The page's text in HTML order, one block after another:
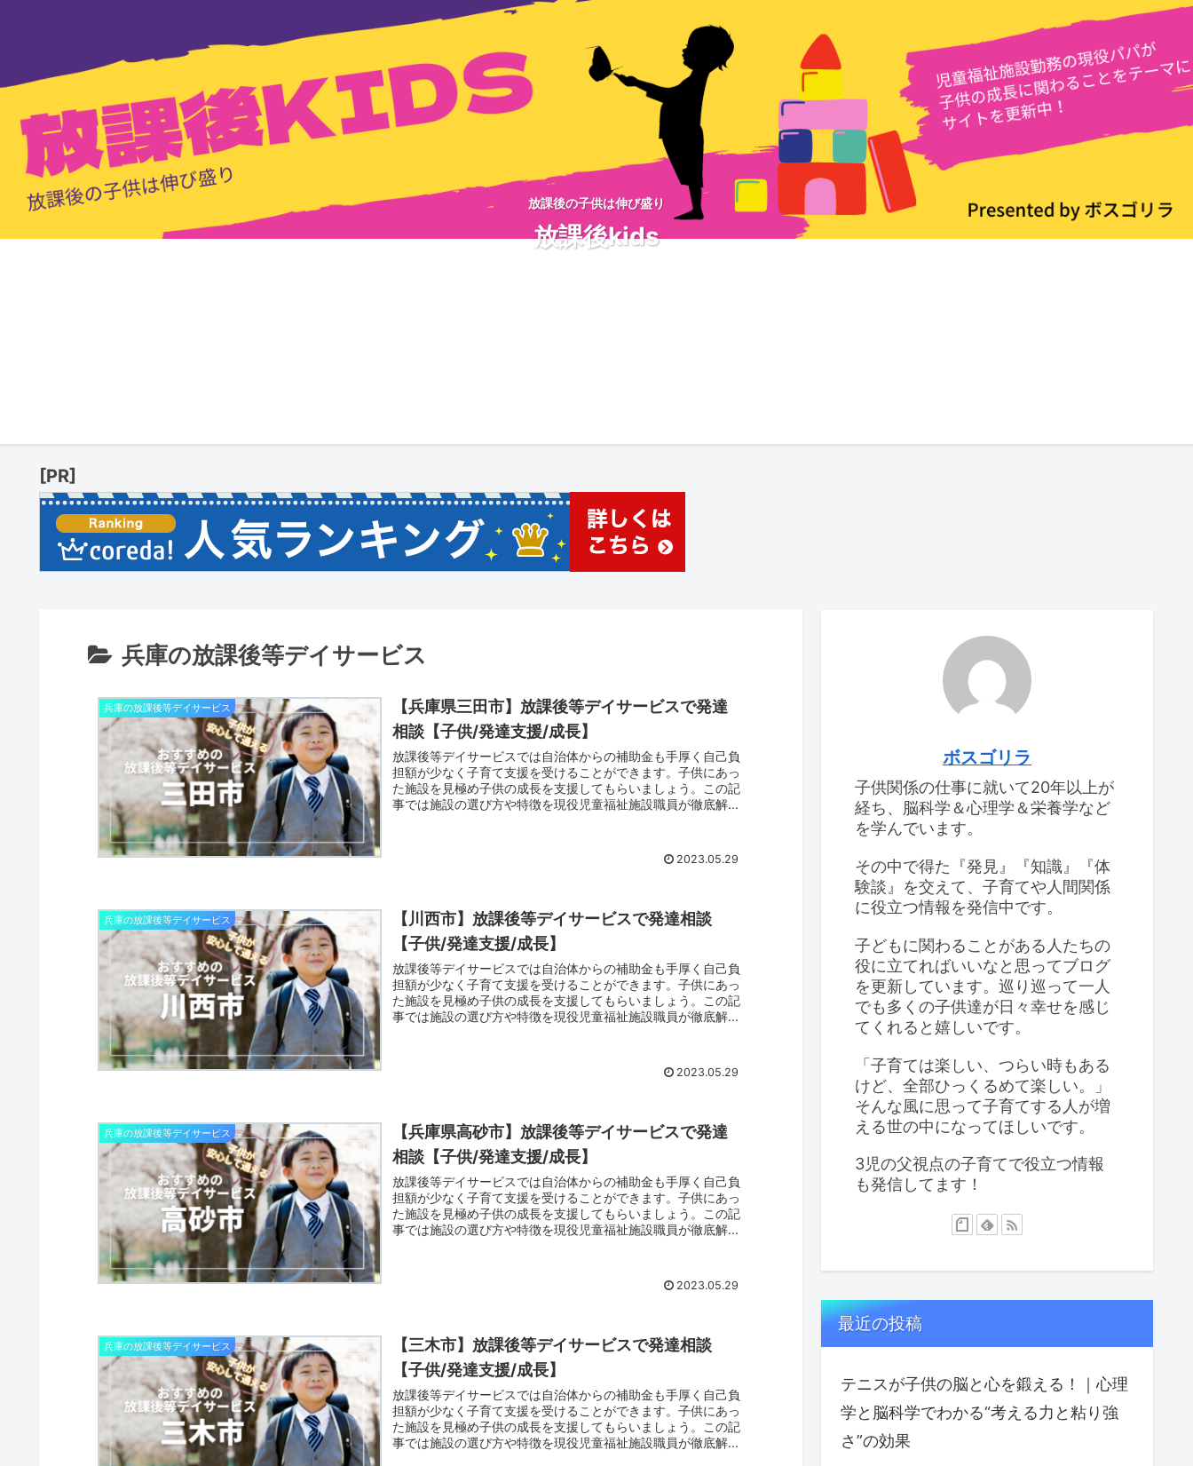
放課後の子供は伸び盛り
放課後kids
[PR]
兵庫の放課後等デイサービス
兵庫の放課後等デイサービス
【兵庫県三田市】放課後等デイサービスで発達
相談【子供/発達支援/成長】
放課後等デイサービスでは自治体からの補助金も手厚く自己負
担額が少なく子育て支援を受けることができます。子供にあっ
た施設を見極め子供の成長を支援してもらいましょう。この記
事では施設の選び方や特徴を現役児童福祉施設職員が徹底解剖
2023.05.29
兵庫の放課後等デイサービス
【川西市】放課後等デイサービスで発達相談
【子供/発達支援/成長】
放課後等デイサービスでは自治体からの補助金も手厚く自己負
担額が少なく子育て支援を受けることができます。子供にあっ
た施設を見極め子供の成長を支援してもらいましょう。この記
事では施設の選び方や特徴を現役児童福祉施設職員が徹底解剖
2023.05.29
兵庫の放課後等デイサービス
【兵庫県高砂市】放課後等デイサービスで発達
相談【子供/発達支援/成長】
放課後等デイサービスでは自治体からの補助金も手厚く自己負
担額が少なく子育て支援を受けることができます。子供にあっ
た施設を見極め子供の成長を支援してもらいましょう。この記
事では施設の選び方や特徴を現役児童福祉施設職員が徹底解剖
2023.05.29
兵庫の放課後等デイサービス
【三木市】放課後等デイサービスで発達相談
【子供/発達支援/成長】
放課後等デイサービスでは自治体からの補助金も手厚く自己負
担額が少なく子育て支援を受けることができます。子供にあっ
た施設を見極め子供の成長を支援してもらいましょう。この記
事では施設の選び方や特徴を現役児童福祉施設職員が徹底解剖
ボスゴリラ
子供関係の仕事に就いて20年以上が
経ち、脳科学＆心理学＆栄養学など
を学んでいます。
その中で得た『発見』『知識』『体
験談』を交えて、子育てや人間関係
に役立つ情報を発信中です。
子どもに関わることがある人たちの
役に立てればいいなと思ってブログ
を更新しています。巡り巡って一人
でも多くの子供達が日々幸せを感じ
てくれると嬉しいです。
「子育ては楽しい、つらい時もある
けど、全部ひっくるめて楽しい。」
そんな風に思って子育てする人が増
える世の中になってほしいです。
3児の父視点の子育てで役立つ情報
も発信してます！
最近の投稿
テニスが子供の脳と心を鍛える！｜心理
学と脳科学でわかる“考える力と粘り強
さ”の効果